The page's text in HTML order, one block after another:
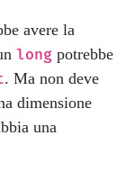
avere la
long potrebbe
. Ma non deve
dimensione
una